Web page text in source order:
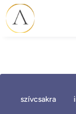
szívcsakra